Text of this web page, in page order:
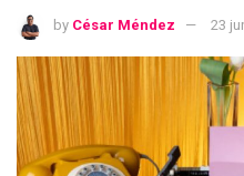
by César Méndez 23